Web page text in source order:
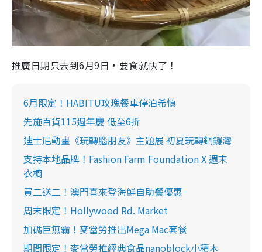
推廣日期只去到6月9日，要食就快了！
6月限定！HABITŪ玫瑰餐車停泊希慎
先施百貨115週年慶 低至6折
迪士尼動畫《玩轉腦朋友》主題展 初夏玩轉銅鑼灣
支持本地品牌！Fashion Farm Foundation X 週末
衣櫥
買二送二！澳門喜來登海鮮自助餐優惠
周末限定！Hollywood Rd. Market
加碼巨無霸！麥當勞推出Mega Mac套餐
期間限定！麥當勞推經典食品nanoblock小積木